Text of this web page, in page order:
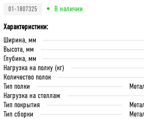
01-1807325
В наличии
Характеристики:
Ширина, мм
Высота, мм
Глубина, мм
Нагрузка на полку (кг)
Количество полок
Тип полки
Нагрузка на стеллаж
Тип покрытия
Тип сборки